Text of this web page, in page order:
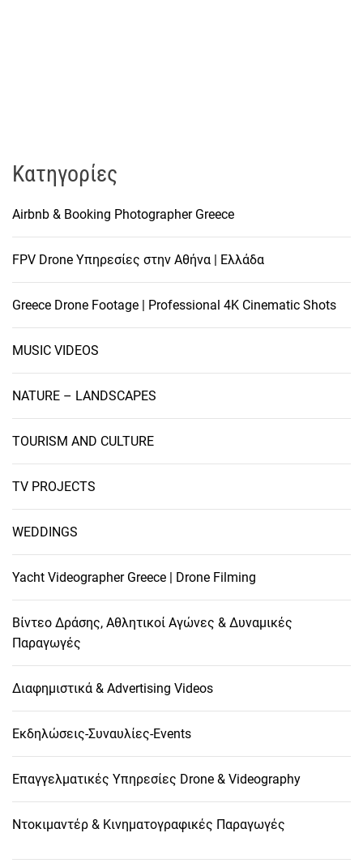
Kατηγορίες
Airbnb & Booking Photographer Greece
FPV Drone Υπηρεσίες στην Αθήνα | Ελλάδα
Greece Drone Footage | Professional 4K Cinematic Shots
MUSIC VIDEOS
NATURE – LANDSCAPES
TOURISM AND CULTURE
TV PROJECTS
WEDDINGS
Yacht Videographer Greece | Drone Filming
Βίντεο Δράσης, Αθλητικοί Αγώνες & Δυναμικές
Παραγωγές
Διαφημιστικά & Advertising Videos
Εκδηλώσεις-Συναυλίες-Events
Επαγγελματικές Υπηρεσίες Drone & Videography
Ντοκιμαντέρ & Κινηματογραφικές Παραγωγές